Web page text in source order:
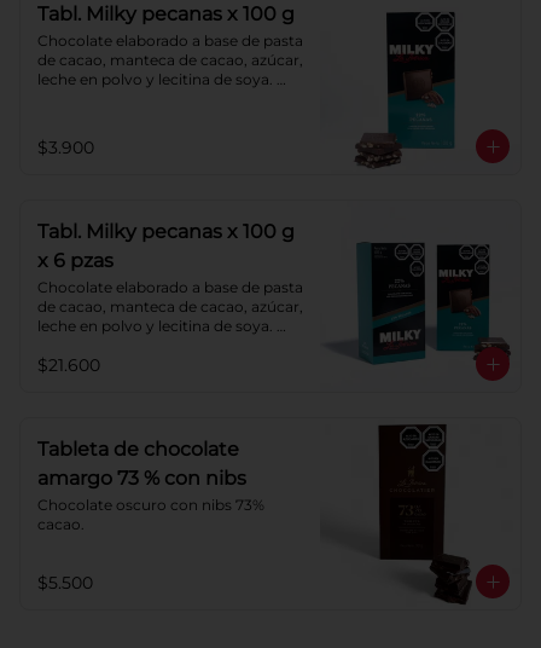
Tabl. Milky pecanas x 100 g
Chocolate elaborado a base de pasta
de cacao, manteca de cacao, azúcar,
leche en polvo y lecitina de soya.
$3.900
Tabl. Milky pecanas x 100 g
x 6 pzas
Chocolate elaborado a base de pasta
de cacao, manteca de cacao, azúcar,
leche en polvo y lecitina de soya.
cacao: 40%.
$21.600
Tableta de chocolate
amargo 73 % con nibs
Chocolate oscuro con nibs 73%
cacao.
$5.500